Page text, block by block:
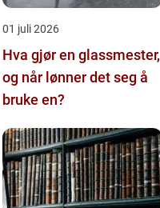
01 juli 2026
Hva gjør en glassmester,
og når lønner det seg å
bruke en?